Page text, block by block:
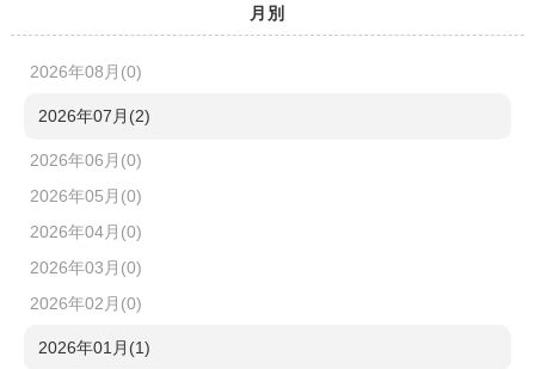
月別
2026年08月(0)
2026年07月(2)
2026年06月(0)
2026年05月(0)
2026年04月(0)
2026年03月(0)
2026年02月(0)
2026年01月(1)